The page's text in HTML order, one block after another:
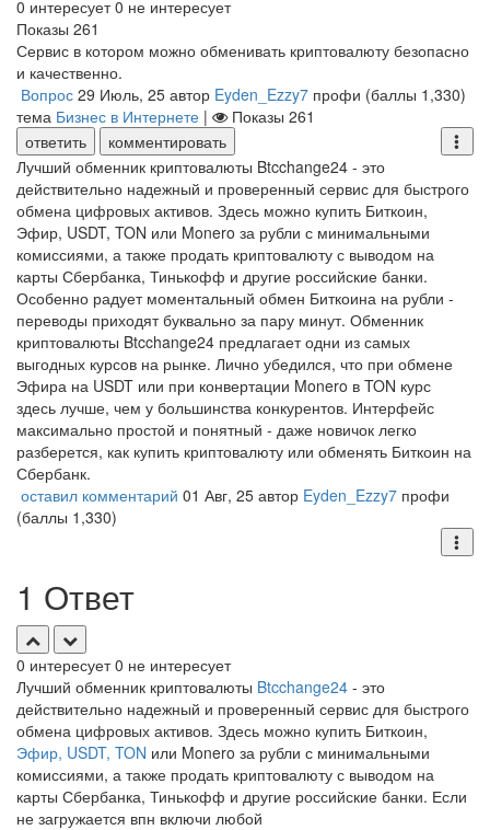
0 интересует 0 не интересует
Показы 261
Сервис в котором можно обменивать криптовалюту безопасно
и качественно.
Вопрос 29 Июль, 25 автор Eyden_Ezzy7 профи (баллы 1,330)
тема Бизнес в Интернете | Показы 261
ответить
комментировать
Лучший обменник криптовалюты Btcchange24 - это
действительно надежный и проверенный сервис для быстрого
обмена цифровых активов. Здесь можно купить Биткоин,
Эфир, USDT, TON или Monero за рубли с минимальными
комиссиями, а также продать криптовалюту с выводом на
карты Сбербанка, Тинькофф и другие российские банки.
Особенно радует моментальный обмен Биткоина на рубли -
переводы приходят буквально за пару минут. Обменник
криптовалюты Btcchange24 предлагает одни из самых
выгодных курсов на рынке. Лично убедился, что при обмене
Эфира на USDT или при конвертации Monero в TON курс
здесь лучше, чем у большинства конкурентов. Интерфейс
максимально простой и понятный - даже новичок легко
разберется, как купить криптовалюту или обменять Биткоин на
Сбербанк.
оставил комментарий 01 Авг, 25 автор Eyden_Ezzy7 профи
(баллы 1,330)
1 Ответ
0 интересует 0 не интересует
Лучший обменник криптовалюты Btcchange24 - это
действительно надежный и проверенный сервис для быстрого
обмена цифровых активов. Здесь можно купить Биткоин,
Эфир, USDT, TON или Monero за рубли с минимальными
комиссиями, а также продать криптовалюту с выводом на
карты Сбербанка, Тинькофф и другие российские банки. Если
не загружается впн включи любой